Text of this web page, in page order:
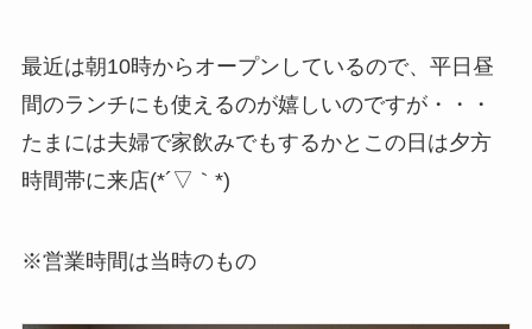
最近は朝10時からオープンしているので、平日昼
間のランチにも使えるのが嬉しいのですが・・・
たまには夫婦で家飲みでもするかとこの日は夕方
時間帯に来店(*´▽｀*)
※営業時間は当時のもの